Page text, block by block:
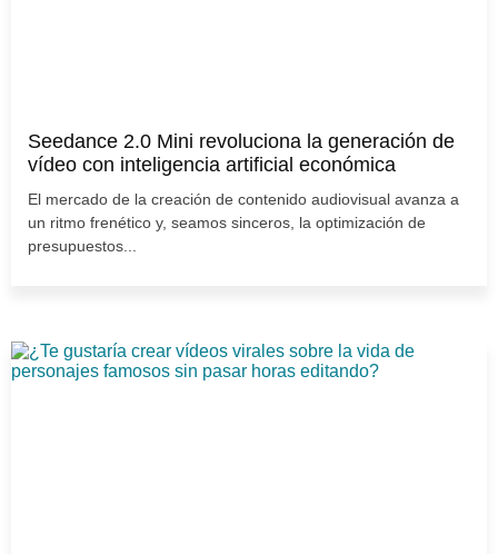
Seedance 2.0 Mini revoluciona la generación de
vídeo con inteligencia artificial económica
El mercado de la creación de contenido audiovisual avanza a
un ritmo frenético y, seamos sinceros, la optimización de
presupuestos...